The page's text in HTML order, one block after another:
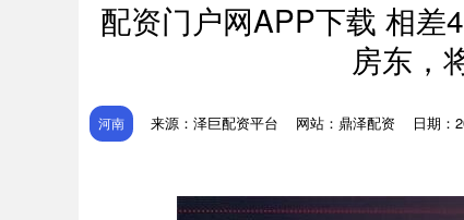
配资门户网APP下载 相差
房东，
河南 来源：泽巨配资平台 网站：鼎泽配资 日期：